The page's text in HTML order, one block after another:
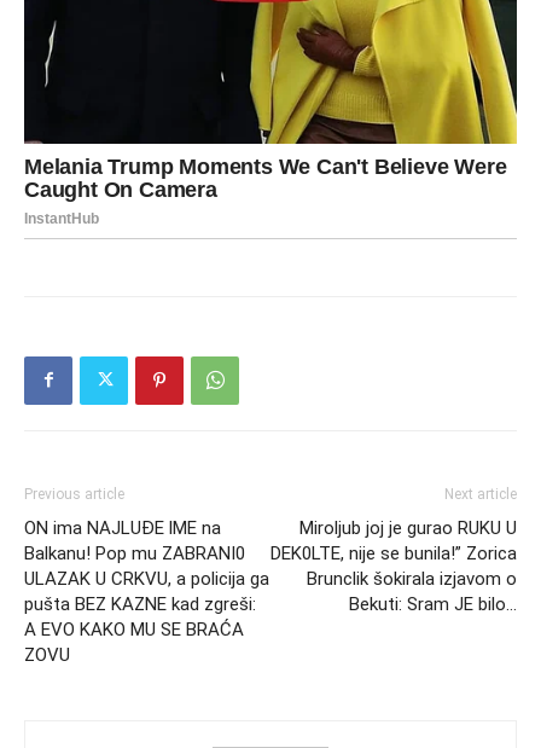
Previous article
ON ima NAJLUĐE lME na
Balkanu! Pop mu ZABRANI0
ULAZAK U CRKVU, a policija ga
pušta BEZ KAZNE kad zgreši:
A EVO KAKO MU SE BRAĆA
ZOVU
Next article
Miroljub joj je gurao RUKU U
DEK0LTE, nije se bunila!” Zorica
Brunclik šokirala izjavom o
Bekuti: Sram JE bilo…